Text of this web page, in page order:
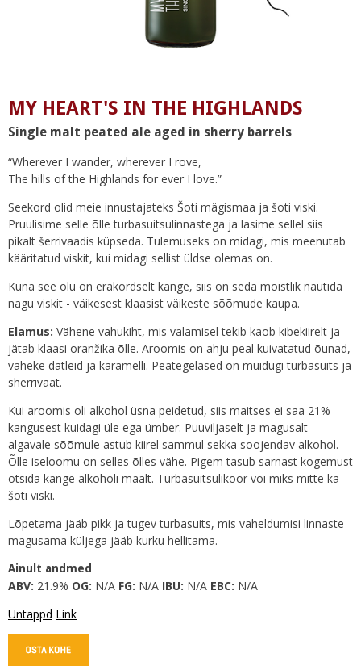
MY HEART'S IN THE HIGHLANDS
Single malt peated ale aged in sherry barrels
“Wherever I wander, wherever I rove,
The hills of the Highlands for ever I love.”
Seekord olid meie innustajateks Šoti mägismaa ja šoti viski.
Pruulisime selle õlle turbasuitsulinnastega ja lasime sellel siis
pikalt šerrivaadis küpseda. Tulemuseks on midagi, mis meenutab
kääritatud viskit, kui midagi sellist üldse olemas on.
Kuna see õlu on erakordselt kange, siis on seda mõistlik nautida
nagu viskit - väikesest klaasist väikeste sõõmude kaupa.
Elamus: Vähene vahukiht, mis valamisel tekib kaob kibekiirelt ja
jätab klaasi oranžika õlle. Aroomis on ahju peal kuivatatud õunad,
väheke datleid ja karamelli. Peategelased on muidugi turbasuits ja
sherrivaat.
Kui aroomis oli alkohol üsna peidetud, siis maitses ei saa 21%
kangusest kuidagi üle ega ümber. Puuviljaselt ja magusalt
algavale sõõmule astub kiirel sammul sekka soojendav alkohol.
Õlle iseloomu on selles õlles vähe. Pigem tasub sarnast kogemust
otsida kange alkoholi maalt. Turbasuitsuliköör või miks mitte ka
šoti viski.
Lõpetama jääb pikk ja tugev turbasuits, mis vaheldumisi linnaste
magusama küljega jääb kurku hellitama.
Ainult andmed
ABV: 21.9% OG: N/A FG: N/A IBU: N/A EBC: N/A
Untappd Link